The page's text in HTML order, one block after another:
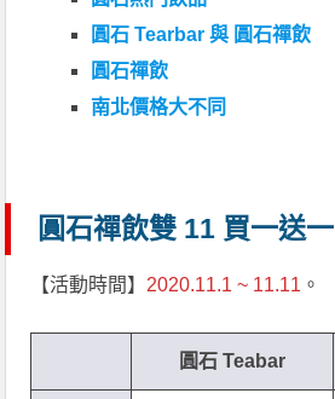
圓石 Tearbar 與 圓石禪飲
圓石禪飲
南北價格大不同
圓石禪飲雙 11 買一送一
【活動時間】 2020.11.1 ~ 11.11 。
圓石 Teabar